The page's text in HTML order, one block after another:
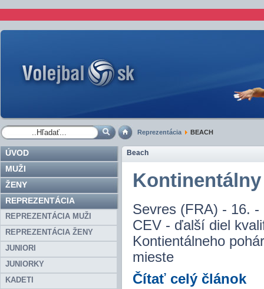
Reprezentácia BEACH
ÚVOD
MUŽI
ŽENY
REPREZENTÁCIA
REPREZENTÁCIA MUŽI
REPREZENTÁCIA ŽENY
JUNIORI
JUNIORKY
KADETI
Beach
Kontinentálny
Sevres (FRA) - 16. -
CEV - ďalší diel
Kontientálneho
mieste
Čítať celý článok